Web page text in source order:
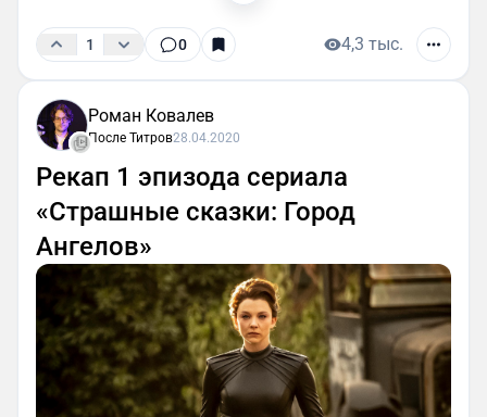
1 0 4,3 тыс.
Роман Ковалев
После Титров28.04.2020
Рекап 1 эпизода сериала
«Страшные сказки: Город
Ангелов»